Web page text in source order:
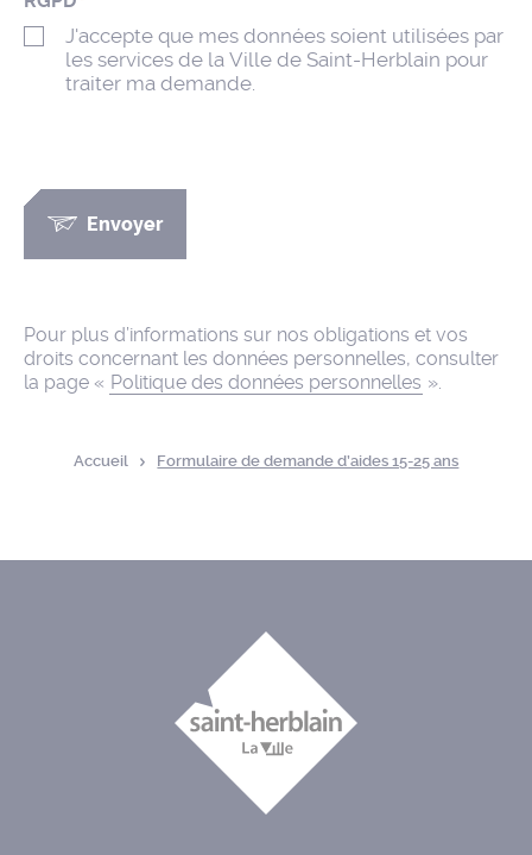
J'accepte que mes données soient utilisées par
les services de la Ville de Saint-Herblain pour
traiter ma demande.
Envoyer
Pour plus d’informations sur nos obligations et vos
droits concernant les données personnelles, consulter
la page « Politique des données personnelles ».
Accueil Formulaire de demande d’aides 15-25 ans